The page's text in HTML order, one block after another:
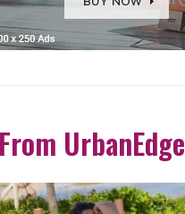
UrbanEdge